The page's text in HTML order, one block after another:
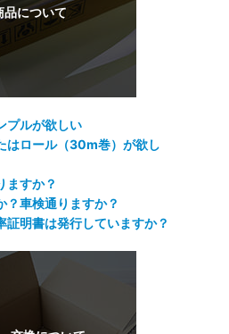
プルが欲しい
はロール（30m巻）が欲し
ますか？
？車検通りますか？
証明書は発行していますか？